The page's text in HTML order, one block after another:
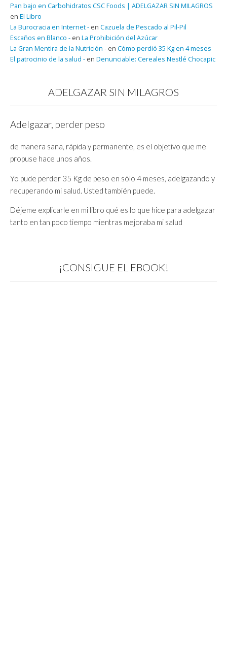
Pan bajo en Carbohidratos CSC Foods | ADELGAZAR SIN MILAGROS
en El Libro
La Burocracia en Internet - en Cazuela de Pescado al Pil-Pil
Escaños en Blanco - en La Prohibición del Azúcar
La Gran Mentira de la Nutrición - en Cómo perdió 35 Kg en 4 meses
El patrocinio de la salud - en Denunciable: Cereales Nestlé Chocapic
ADELGAZAR SIN MILAGROS
Adelgazar, perder peso
de manera sana, rápida y permanente, es el objetivo que me
propuse hace unos años.
Yo pude perder 35 Kg de peso en sólo 4 meses, adelgazando y
recuperando mi salud. Usted también puede.
Déjeme explicarle en mi libro qué es lo que hice para adelgazar
tanto en tan poco tiempo mientras mejoraba mi salud
¡CONSIGUE EL EBOOK!